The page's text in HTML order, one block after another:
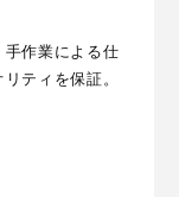
作業による仕
ティを保証。